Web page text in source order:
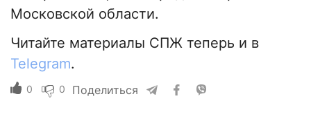
Московской области.
Читайте материалы СПЖ теперь и в
Telegram.
0 0 Поделиться